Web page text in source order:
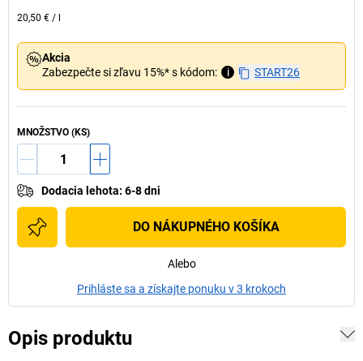
20,50 € /
Akcia
Zabezpečte si zľavu 15%* s kódom:
i START26
MNOŽSTVO (KS)
Dodacia lehota: 6-8 dni
DO NÁKUPNÉHO KOŠÍKA
Alebo
Prihláste sa a získajte ponuku v 3 krokoch
Opis produktu